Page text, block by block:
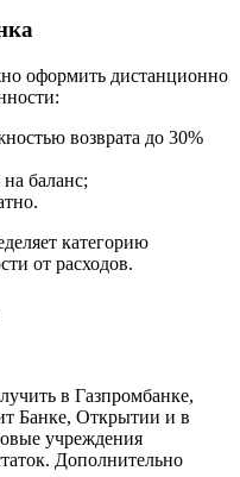
оформить дистанционно
возврата до 30%
баланс;
категорию
от расходов.
в Газпромбанке,
Банке, Открытии и в
учреждения
Дополнительно